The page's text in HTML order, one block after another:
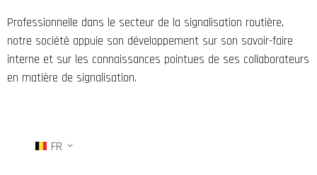
Professionnelle dans le secteur de la signalisation routière,
notre société appuie son développement sur son savoir-faire
interne et sur les connaissances pointues de ses collaborateurs
en matière de signalisation.
FR